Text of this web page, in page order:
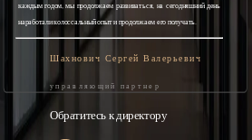
каждым годом, мы продолжаем развиваться, на сегодняшний день
наработали колоссальный опыт и продолжаем его получать.
Шахнович Сергей Валерьевич
управляющий партнер
Обратитесь к директору